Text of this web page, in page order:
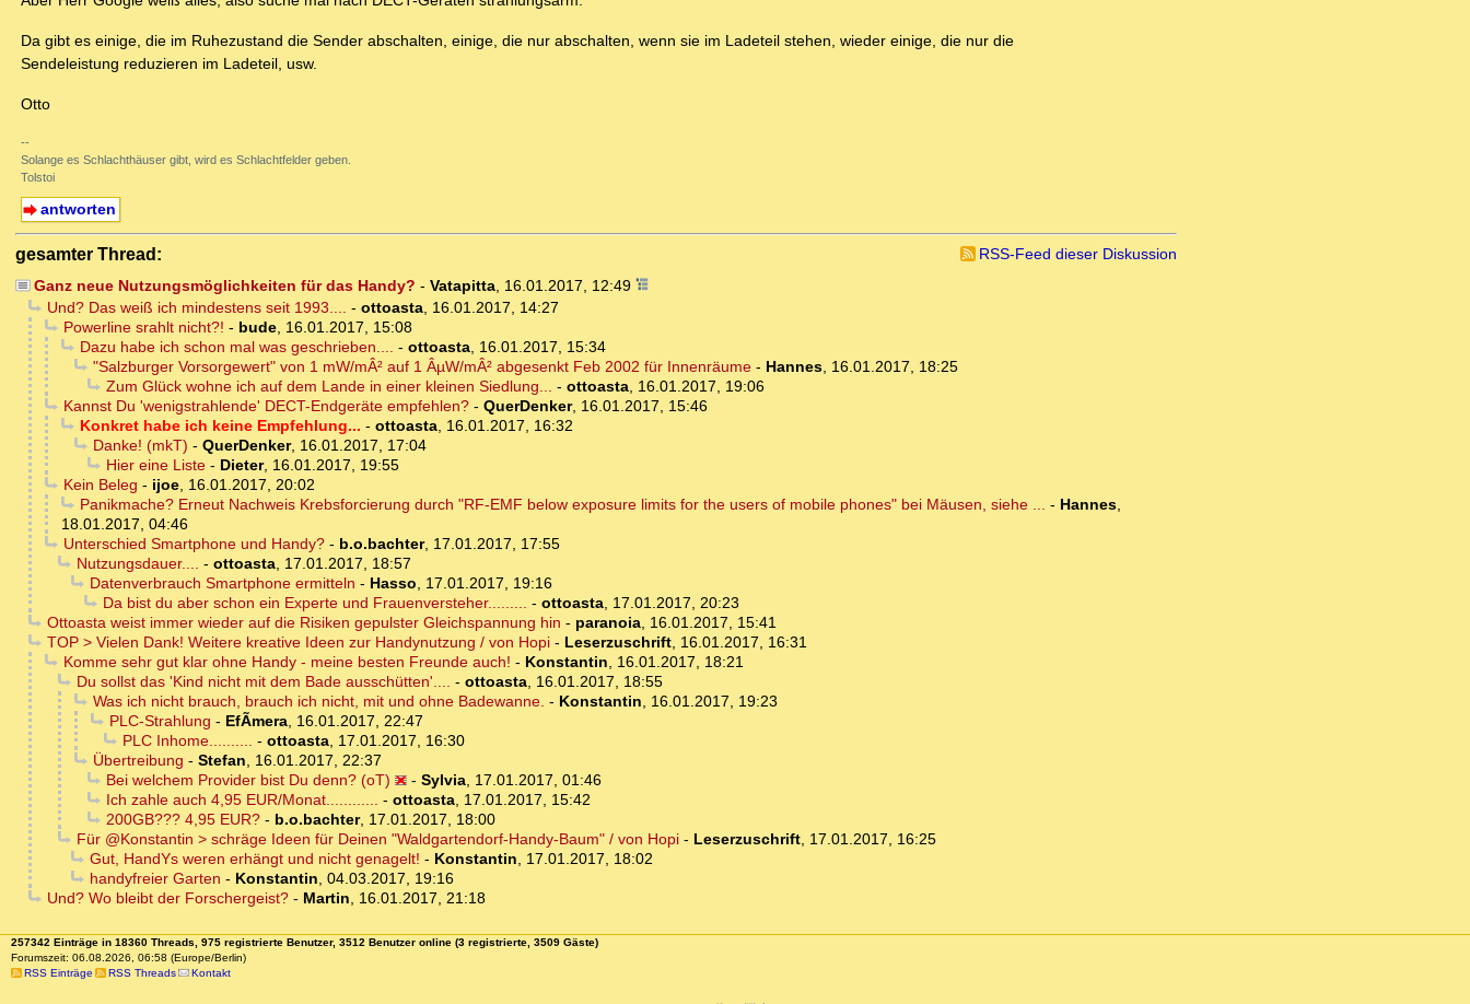
Da gibt es einige, die im Ruhezustand die Sender abschalten, einige, die nur abschalten, wenn sie im Ladeteil stehen, wieder einige, die nur die
Sendeleistung reduzieren im Ladeteil, usw.
Otto
--
Solange es Schlachthäuser gibt, wird es Schlachtfelder geben.
Tolstoi
antworten
gesamter Thread:
RSS-Feed dieser Diskussion
Ganz neue Nutzungsmöglichkeiten für das Handy? - Vatapitta, 16.01.2017, 12:49
Und? Das weiß ich mindestens seit 1993.... - ottoasta, 16.01.2017, 14:27
Powerline srahlt nicht?! - bude, 16.01.2017, 15:08
Dazu habe ich schon mal was geschrieben.... - ottoasta, 16.01.2017, 15:34
"Salzburger Vorsorgewert" von 1 mW/mÂ² auf 1 ÂµW/mÂ² abgesenkt Feb 2002 für Innenräume- Hannes, 16.01.2017, 18:25
Zum Glück wohne ich auf dem Lande in einer kleinen Siedlung... - ottoasta, 16.01.2017, 19:06
Kannst Du 'wenigstrahlende' DECT-Endgeräte empfehlen?- QuerDenker, 16.01.2017, 15:46
Konkret habe ich keine Empfehlung... - ottoasta, 16.01.2017, 16:32
Danke! (mkT) - QuerDenker, 16.01.2017, 17:04
Hier eine Liste- Dieter, 16.01.2017, 19:55
Kein Beleg - ijoe, 16.01.2017, 20:02
Panikmache? Erneut Nachweis Krebsforcierung durch "RF-EMF below exposure limits for the users of mobile phones" bei Mäusen, siehe ... - Hannes,
18.01.2017, 04:46
Unterschied Smartphone und Handy?- b.o.bachter, 17.01.2017, 17:55
Nutzungsdauer.... - ottoasta, 17.01.2017, 18:57
Datenverbrauch Smartphone ermitteln - Hasso, 17.01.2017, 19:16
Da bist du aber schon ein Experte und Frauenversteher......... - ottoasta, 17.01.2017, 20:23
Ottoasta weist immer wieder auf die Risiken gepulster Gleichspannung hin - paranoia, 16.01.2017, 15:41
TOP > Vielen Dank! Weitere kreative Ideen zur Handynutzung / von Hopi- Leserzuschrift, 16.01.2017, 16:31
Komme sehr gut klar ohne Handy - meine besten Freunde auch! - Konstantin, 16.01.2017, 18:21
Du sollst das 'Kind nicht mit dem Bade ausschütten'.... - ottoasta, 16.01.2017, 18:55
Was ich nicht brauch, brauch ich nicht, mit und ohne Badewanne. - Konstantin, 16.01.2017, 19:23
PLC-Strahlung - EfÃ­mera, 16.01.2017, 22:47
PLC Inhome.......... - ottoasta, 17.01.2017, 16:30
Übertreibung - Stefan, 16.01.2017, 22:37
Bei welchem Provider bist Du denn? (oT)
- Sylvia, 17.01.2017, 01:46
Ich zahle auch 4,95 EUR/Monat............ - ottoasta, 17.01.2017, 15:42
200GB??? 4,95 EUR?- b.o.bachter, 17.01.2017, 18:00
Für @Konstantin > schräge Ideen für Deinen "Waldgartendorf-Handy-Baum" / von Hopi- Leserzuschrift, 17.01.2017, 16:25
Gut, HandYs weren erhängt und nicht genagelt! - Konstantin, 17.01.2017, 18:02
handyfreier Garten - Konstantin, 04.03.2017, 19:16
Und? Wo bleibt der Forschergeist?- Martin, 16.01.2017, 21:18
257342 Einträge in 18360 Threads, 975 registrierte Benutzer, 3512 Benutzer online (3 registrierte, 3509 Gäste)
Forumszeit: 06.08.2026, 06:58 (Europe/Berlin)
RSS Einträge
RSS Threads Kontakt